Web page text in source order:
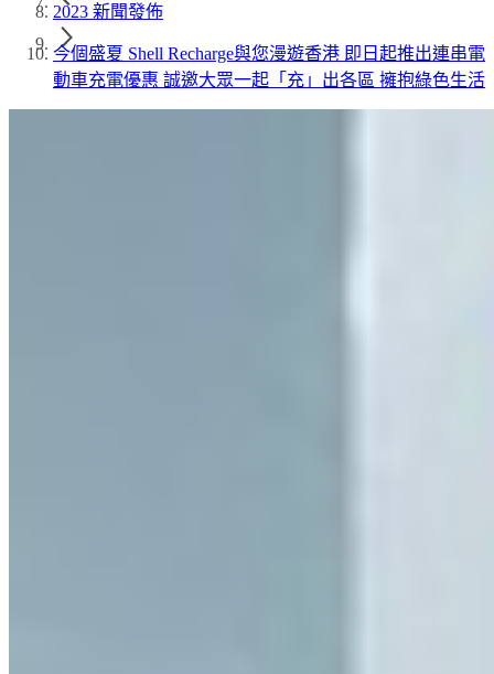
2023 新聞發佈
今個盛夏 Shell Recharge與您漫遊香港 即日起推出連串電
動車充電優惠 誠邀大眾一起「充」出各區 擁抱綠色生活